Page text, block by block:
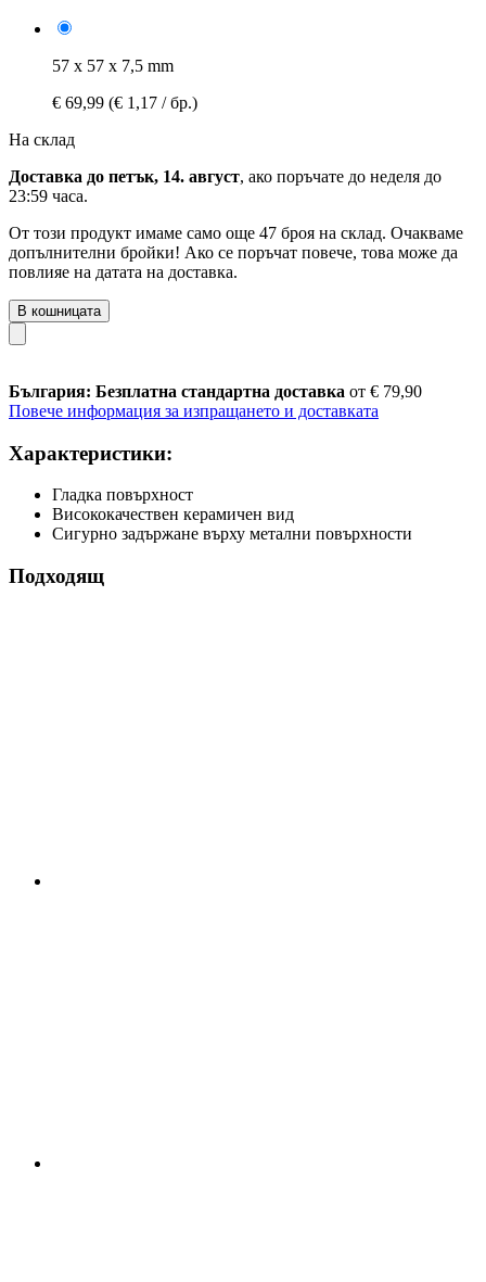
57 x 57 x 7,5 mm
€ 69,99 (€ 1,17 / бр.)
На склад
Доставка до петък, 14. август, ако поръчате до неделя до
23:59 часа.
От този продукт имаме само още 47 броя на склад. Очакваме
допълнителни бройки! Ако се поръчат повече, това може да
повлияе на датата на доставка.
В кошницата
България: Безплатна стандартна доставка от € 79,90
Повече информация за изпращането и доставката
Характеристики:
Гладка повърхност
Висококачествен керамичен вид
Сигурно задържане върху метални повърхности
Подходящ